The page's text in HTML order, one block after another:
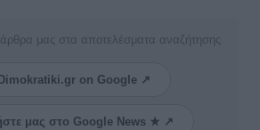
άρθρα μας στα αποτελέσματα αναζήτησης
on Google ↗
μας στο Google News ★ ↗